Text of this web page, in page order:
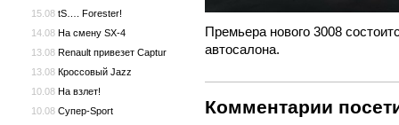
Премьера нового 3008
автосалона.
Комментарии
15.08 tS…. Forester!
14.08 На смену SX-4
13.08 Renault привезет Captur
13.08 Кроссовый Jazz
10.08 На взлет!
10.08 Супер-Sport